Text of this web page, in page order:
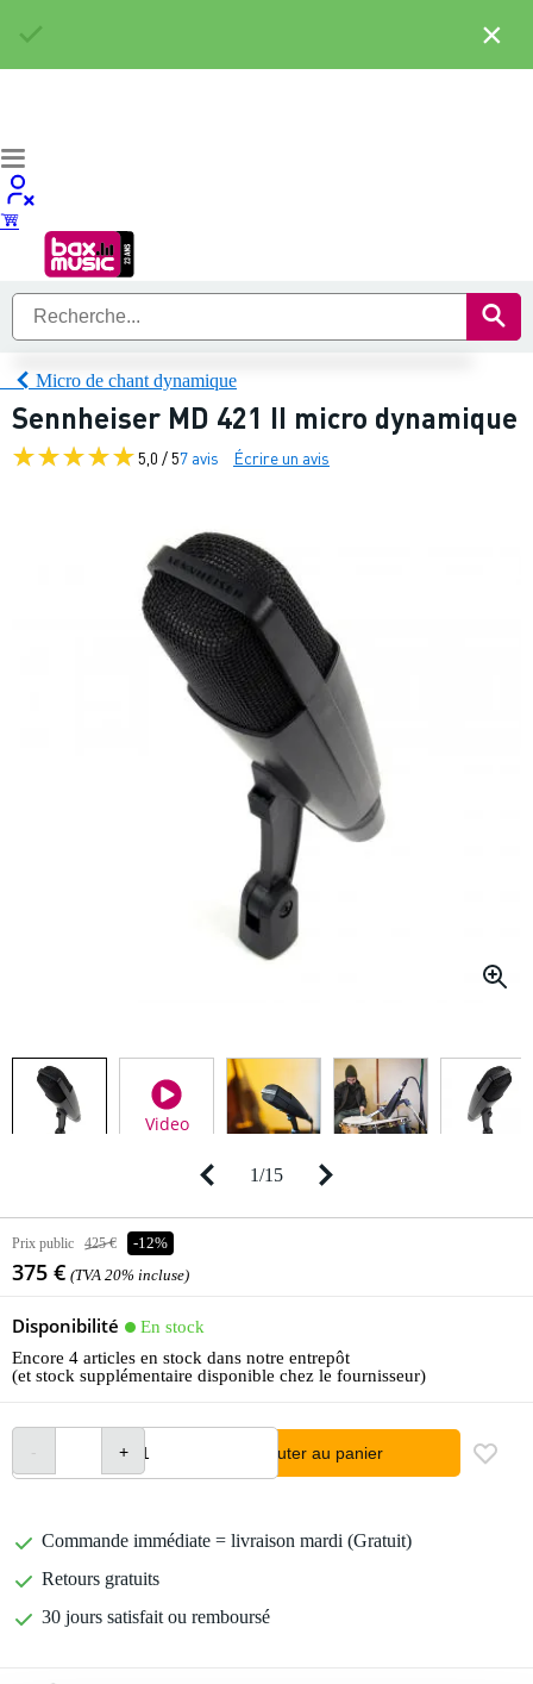
Micro de chant dynamique
Sennheiser MD 421 II micro dynamique
5,0 / 57 avis Écrire un avis
Video
1/15
Prix public 425 € -12%
375 € (TVA 20% incluse)
Disponibilité
En stock
Encore 4 articles en stock dans notre entrepôt
(et stock supplémentaire disponible chez le fournisseur)
Ajouter au panier
Commande immédiate = livraison mardi (Gratuit)
Retours gratuits
30 jours satisfait ou remboursé
×